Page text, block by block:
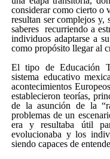
considerar como cierto o
resultan ser complejos y,
saberes recurriendo a
individuos adaptarse a
como propósito llegar al
El tipo de Educación
sistema educativo
acontecimientos
establecieron teorías,
de la asunción de la
problemas de un
era y resultaba útil
evolucionaba y los
siendo capaces de